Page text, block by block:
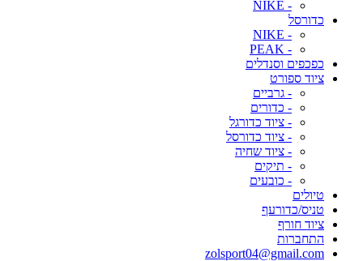
- NIKE
כדורסל
- NIKE
- PEAK
כפכפים וסנדלים
ציוד ספורט
- גרביים
- כדורים
- ציוד כדורגל
- ציוד כדורסל
- ציוד שחיה
- תיקים
- כובעים
טיולים
טניס/כדורעף
ציוד חורף
התחברות
zolsport04@gmail.com